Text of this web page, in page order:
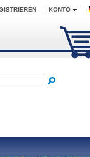
KONTO